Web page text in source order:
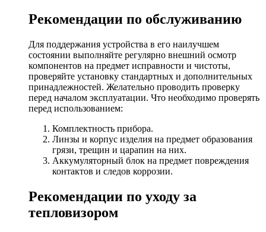
Рекомендации по обслуживанию
Для поддержания устройства в его наилучшем
состоянии выполняйте регулярно внешний осмотр
компонентов на предмет исправности и чистоты,
проверяйте установку стандартных и дополнительных
принадлежностей. Желательно проводить проверку
перед началом эксплуатации. Что необходимо проверять
перед использованием:
Комплектность прибора.
Линзы и корпус изделия на предмет образования
грязи, трещин и царапин на них.
Аккумуляторный блок на предмет повреждения
контактов и следов коррозии.
Рекомендации по уходу за
тепловизором